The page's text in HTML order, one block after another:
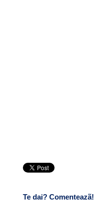
Te dai? Comenteazã!